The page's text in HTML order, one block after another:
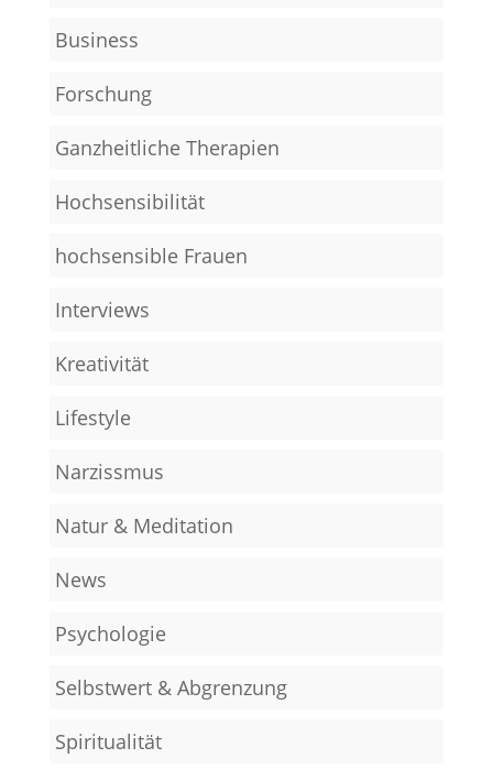
Business
Forschung
Ganzheitliche Therapien
Hochsensibilität
hochsensible Frauen
Interviews
Kreativität
Lifestyle
Narzissmus
Natur & Meditation
News
Psychologie
Selbstwert & Abgrenzung
Spiritualität